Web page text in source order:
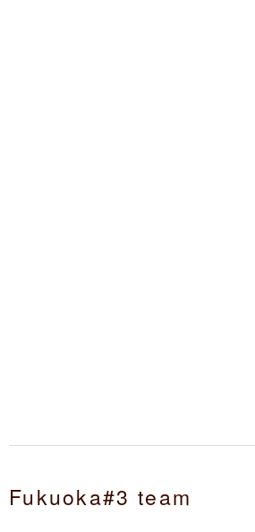
Fukuoka#3 team